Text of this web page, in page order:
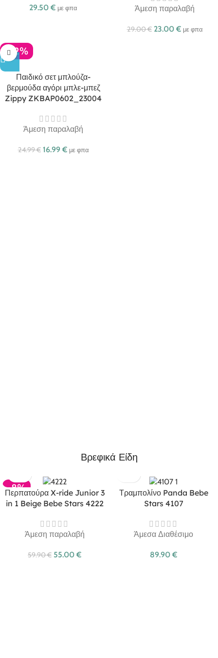
29.50 € με φπα Άμεση παραλαβή
29.00€ 23.00 € με φπα
-32%
Παιδικό σετ μπλούζα-
βερμούδα αγόρι μπλε-μπεζ
Zippy ZKBAP0602_23004
Άμεση παραλαβή
24.99€ 16.99 € με φπα
Βρεφικά Είδη
-8%
Περπατούρα X-ride Junior 3
in 1 Beige Bebe Stars 4222
Άμεση παραλαβή
59.90€ 55.00 €
Τραμπολίνο Panda Bebe
Stars 4107
Άμεσα Διαθέσιμο
89.90 €